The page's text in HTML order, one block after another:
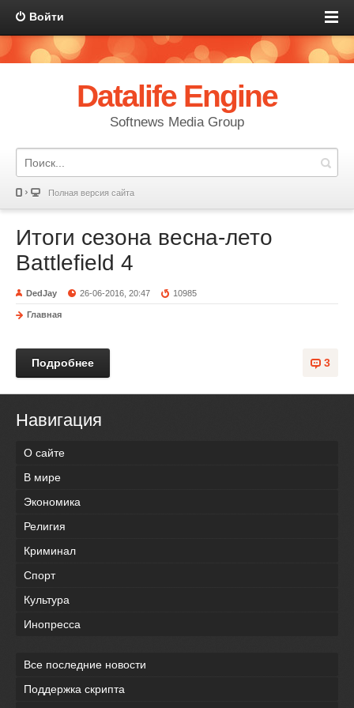
Войти
Datalife Engine
Softnews Media Group
Полная версия сайта
Итоги сезона весна-лето
Battlefield 4
DedJay 26-06-2016, 20:47 10985
Главная
3
Подробнее
Навигация
О сайте
В мире
Экономика
Религия
Криминал
Спорт
Культура
Инопресса
Все последние новости
Поддержка скрипта